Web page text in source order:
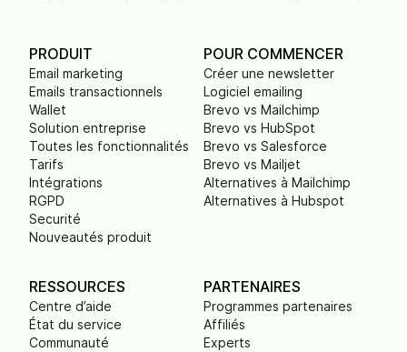
PRODUIT
Email marketing
Emails transactionnels
Wallet
Solution entreprise
Toutes les fonctionnalités
Tarifs
Intégrations
RGPD
Securité
Nouveautés produit
POUR COMMENCER
Créer une newsletter
Logiciel emailing
Brevo vs Mailchimp
Brevo vs HubSpot
Brevo vs Salesforce
Brevo vs Mailjet
Alternatives à Mailchimp
Alternatives à Hubspot
RESSOURCES
Centre d’aide
État du service
Communauté
PARTENAIRES
Programmes partenaires
Affiliés
Experts